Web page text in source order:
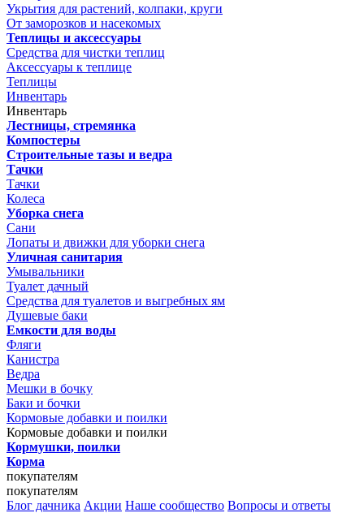
Укрытия для растений, колпаки, круги
От заморозков и насекомых
Теплицы и аксессуары
Средства для чистки теплиц
Аксессуары к теплице
Теплицы
Инвентарь
Инвентарь
Лестницы, стремянка
Компостеры
Строительные тазы и ведра
Тачки
Тачки
Колеса
Уборка снега
Сани
Лопаты и движки для уборки снега
Уличная санитария
Умывальники
Туалет дачный
Средства для туалетов и выгребных ям
Душевые баки
Емкости для воды
Фляги
Канистра
Ведра
Мешки в бочку
Баки и бочки
Кормовые добавки и поилки
Кормовые добавки и поилки
Кормушки, поилки
Корма
покупателям
покупателям
Блог дачника Акции Наше сообщество Вопросы и ответы